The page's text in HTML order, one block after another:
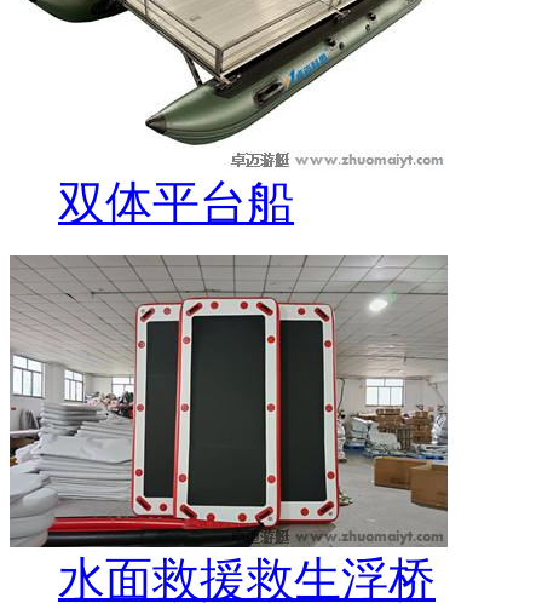
双体平台船
水面救援救生浮桥